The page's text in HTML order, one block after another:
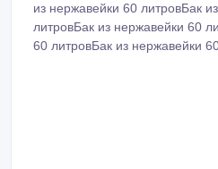
из нержавейки 60 литровБак
литровБак из нержавейки 60
60 литровБак из нержавейки